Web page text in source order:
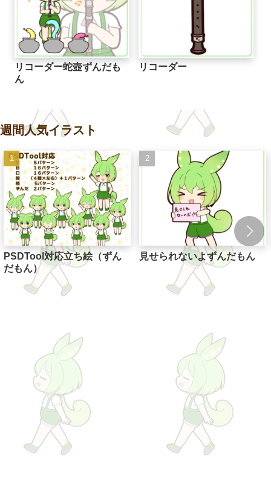
リコーダー蛇壺ずんだも
ん
リコーダー
週間人気イラスト
PSDTool対応立ち絵（ずん
だもん）
見せられないよずんだもん